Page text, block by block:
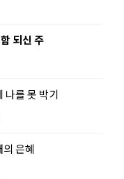
되신 주
나를 못 박기
은혜